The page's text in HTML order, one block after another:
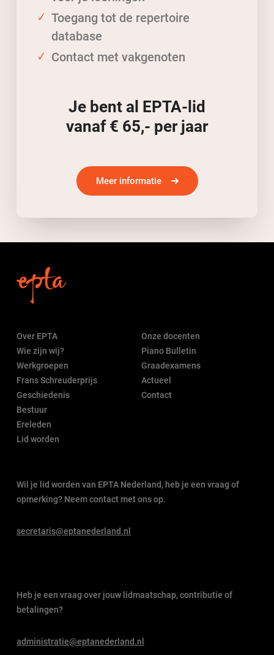
Toegang tot de repertoire
database
Contact met vakgenoten
Je bent al EPTA-lid
vanaf € 65,- per jaar
Meer informatie
Over EPTA
Wie zijn wij?
Werkgroepen
Frans Schreuderprijs
Geschiedenis
Bestuur
Ereleden
Lid worden
Onze docenten
Piano Bulletin
Graadexamens
Actueel
Contact
Wil je lid worden van EPTA Nederland, heb je een vraag of
opmerking? Neem contact met ons op.
secretaris@eptanederland.nl
Heb je een vraag over jouw lidmaatschap, contributie of
betalingen?
administratie@eptanederland.nl